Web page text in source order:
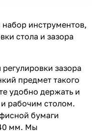
инструментов,
стола и зазора
зазора
предмет такого
удобно держать и
рабочим столом.
бумаги
мм. Мы